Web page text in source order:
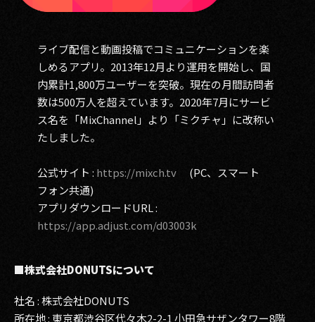
ライブ配信と動画投稿でコミュニケーションを楽
しめるアプリ。2013年12月より運用を開始し、国
内累計1,800万ユーザーを突破。現在の月間訪問者
数は500万人を超えています。2020年7月にサービ
ス名を「MixChannel」より「ミクチャ」に改称い
たしました。
公式サイト : https://mixch.tv(PC、スマート
フォン共通)
アプリダウンロードURL :
https://app.adjust.com/d03003k
■株式会社DONUTSについて
社名 : 株式会社DONUTS
所在地 : 東京都渋谷区代々木2-2-1 小田急サザンタワー8階